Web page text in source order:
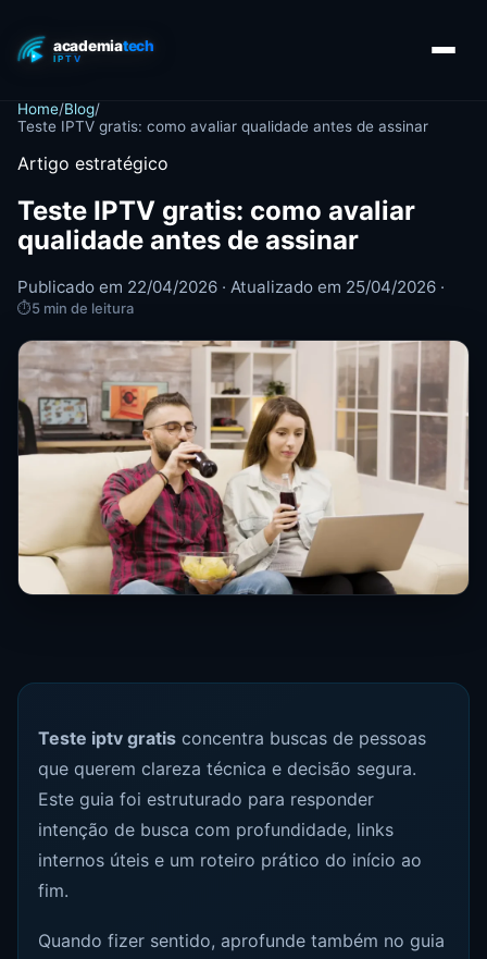
Home/Blog/
Teste IPTV gratis: como avaliar qualidade antes de assinar
Artigo estratégico
Teste IPTV gratis: como avaliar
qualidade antes de assinar
Publicado em 22/04/2026 · Atualizado em 25/04/2026 ·
⏱5 min de leitura
Teste iptv gratis concentra buscas de pessoas
que querem clareza técnica e decisão segura.
Este guia foi estruturado para responder
intenção de busca com profundidade, links
internos úteis e um roteiro prático do início ao
fim.
Quando fizer sentido, aprofunde também no guia